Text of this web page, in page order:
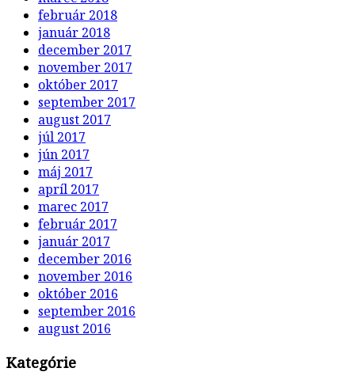
február 2018
január 2018
december 2017
november 2017
október 2017
september 2017
august 2017
júl 2017
jún 2017
máj 2017
apríl 2017
marec 2017
február 2017
január 2017
december 2016
november 2016
október 2016
september 2016
august 2016
Kategórie